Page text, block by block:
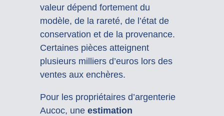
valeur dépend fortement du
modèle, de la rareté, de l’état de
conservation et de la provenance.
Certaines pièces atteignent
plusieurs milliers d’euros lors des
ventes aux enchères.
Pour les propriétaires d’argenterie
Aucoc, une estimation